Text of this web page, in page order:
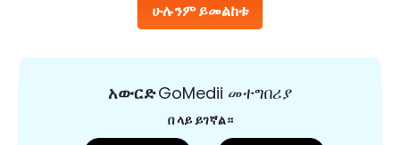
ሁሉንም ይመልከቱ
አውርድGoMedii መተግበሪያ
በ ላይ ይገኛል።